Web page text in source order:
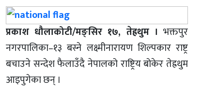
प्रकाश धौलाकोटी/मङ्सिर १७, तेह्रथुम । भक्तपुर
नगरपालिका–१३ बस्ने लक्ष्मीनारायण शिल्पकार राष्ट्र
बचाउने सन्देश फैलाउँदै नेपालको राष्ट्रिय बोकेर तेह्रथुम
आइपुगेका छन् ।